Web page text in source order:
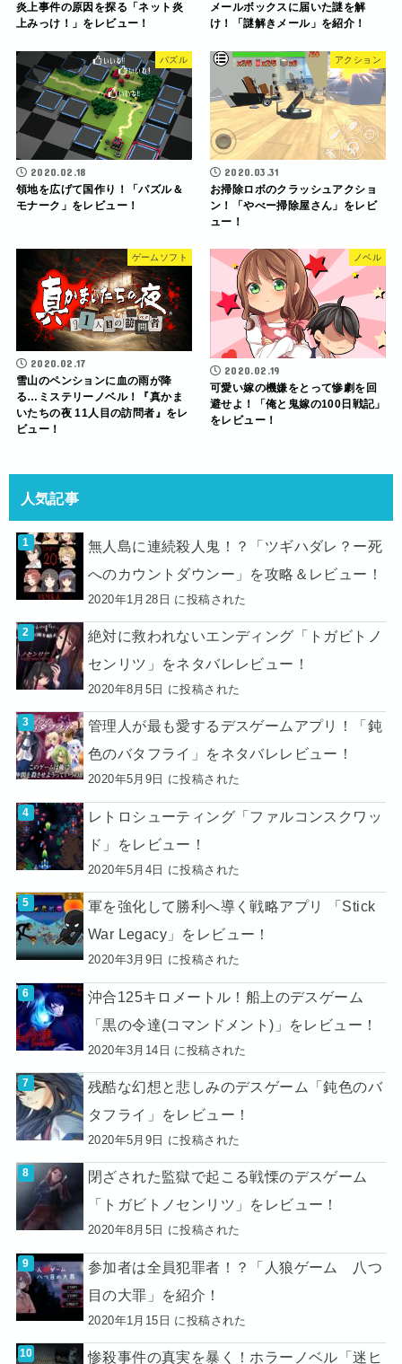
炎上事件の原因を探る「ネット炎
上みっけ！」をレビュー！
メールボックスに届いた謎を解
け！「謎解きメール」を紹介！
パズル
2020.02.18
領地を広げて国作り！「パズル＆
モナーク」をレビュー！
アクション
2020.03.31
お掃除ロボのクラッシュアクショ
ン！「やべー掃除屋さん」をレビ
ュー！
ゲームソフト
2020.02.17
雪山のペンションに血の雨が降
る…ミステリーノベル！『真かま
いたちの夜 11人目の訪問者』をレ
ビュー！
ノベル
2020.02.19
可愛い嫁の機嫌をとって惨劇を回
避せよ！「俺と鬼嫁の100日戦記」
をレビュー！
人気記事
無人島に連続殺人鬼！？「ツギハダレ？ー死
へのカウントダウンー」を攻略＆レビュー！
2020年1月28日 に投稿された
絶対に救われないエンディング「トガビトノ
センリツ」をネタバレレビュー！
2020年8月5日 に投稿された
管理人が最も愛するデスゲームアプリ！「鈍
色のバタフライ」をネタバレレビュー！
2020年5月9日 に投稿された
レトロシューティング「ファルコンスクワッ
ド」をレビュー！
2020年5月4日 に投稿された
軍を強化して勝利へ導く戦略アプリ 「Stick
War Legacy」をレビュー！
2020年3月9日 に投稿された
沖合125キロメートル！船上のデスゲーム
「黒の令達(コマンドメント)」をレビュー！
2020年3月14日 に投稿された
残酷な幻想と悲しみのデスゲーム「鈍色のバ
タフライ」をレビュー！
2020年5月9日 に投稿された
閉ざされた監獄で起こる戦慄のデスゲーム
「トガビトノセンリツ」をレビュー！
2020年8月5日 に投稿された
参加者は全員犯罪者！？「人狼ゲーム 八つ
目の大罪」を紹介！
2020年1月15日 に投稿された
惨殺事件の真実を暴く！ホラーノベル「迷ヒ